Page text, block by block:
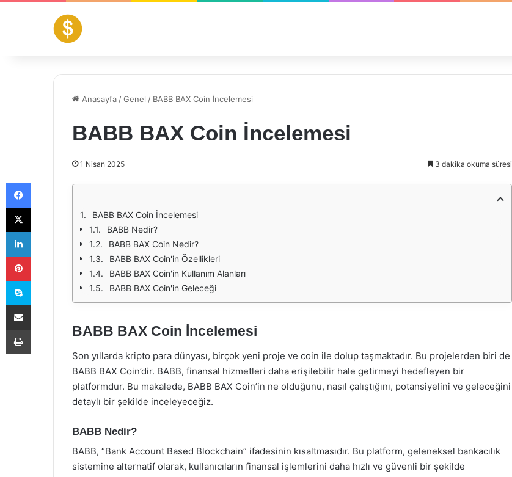
Anasayfa /Genel / BABB BAX Coin İncelemesi
BABB BAX Coin İncelemesi
1 Nisan 2025 3 dakika okuma süresi
BABB BAX Coin İncelemesi
BABB Nedir?
BABB BAX Coin Nedir?
BABB BAX Coin'in Özellikleri
BABB BAX Coin'in Kullanım Alanları
BABB BAX Coin'in Geleceği
BABB BAX Coin İncelemesi
Son yıllarda kripto para dünyası, birçok yeni proje ve coin ile dolup taşmaktadır. Bu projelerden biri de
BABB BAX Coin’dir. BABB, finansal hizmetleri daha erişilebilir hale getirmeyi hedefleyen bir
platformdur. Bu makalede, BABB BAX Coin’in ne olduğunu, nasıl çalıştığını, potansiyelini ve geleceğini
detaylı bir şekilde inceleyeceğiz.
BABB Nedir?
BABB, “Bank Account Based Blockchain” ifadesinin kısaltmasıdır. Bu platform, geleneksel bankacılık
sistemine alternatif olarak, kullanıcıların finansal işlemlerini daha hızlı ve güvenli bir şekilde
Facebook
X
LinkedIn
Pinterest
Skype
E-Posta ile paylaş